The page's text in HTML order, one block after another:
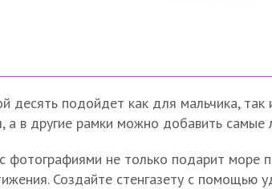
подойдет как для мальчика,
а в другие рамки можно добавить
фотографиями не только подарит море
Создайте стенгазету с помощью